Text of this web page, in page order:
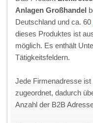
Anlagen Großhandel
Deutschland und ca. 60
dieses Produktes ist
möglich. Es enthält
Tätigkeitsfeldern.
Jede Firmenadresse
zugeordnet, dadurch
Anzahl der B2B